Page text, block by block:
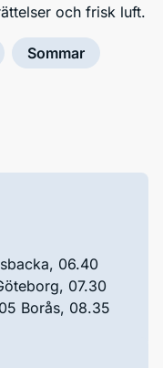
och frisk luft.
Sommar
06.40
07.30
Borås, 08.35